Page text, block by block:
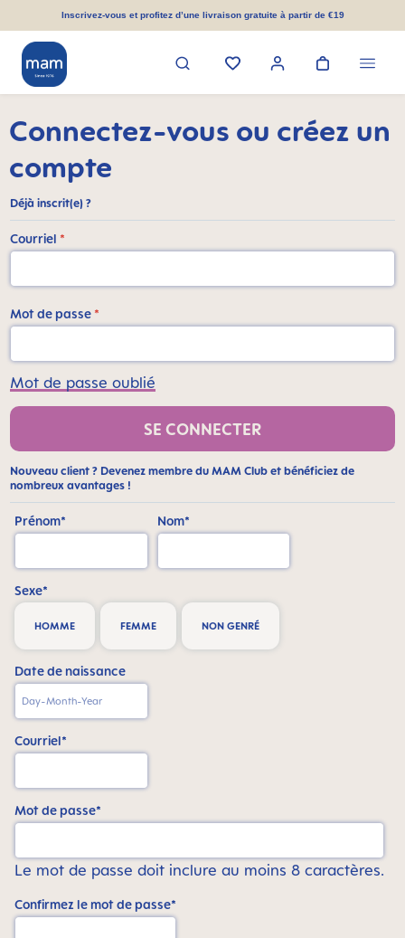
principal
Inscrivez-vous et profitez d’une livraison gratuite à partir de €19
Connectez-vous ou créez un
compte
Déjà inscrit(e) ?
Courriel *
Mot de passe *
Mot de passe oublié
SE CONNECTER
Nouveau client ? Devenez membre du MAM Club et bénéficiez de
nombreux avantages !
Prénom* Nom*
Sexe*
HOMME FEMME NON GENRÉ
Date de naissance
Courriel*
Mot de passe*
Le mot de passe doit inclure au moins 8 caractères.
Confirmez le mot de passe*